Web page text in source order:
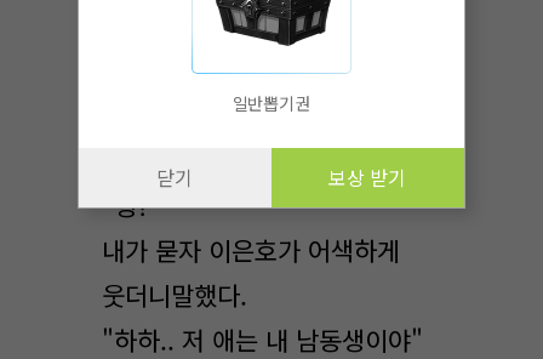
쉬고있었다.
"형 병원이라니 다쳤어?"
나와 동갑인 이신우 였다.
"형?"
내가 묻자 이은호가 어색하게
웃더니말했다.
"하하.. 저 애는 내 남동생이야"
일반뽑기권
닫기 보상 받기